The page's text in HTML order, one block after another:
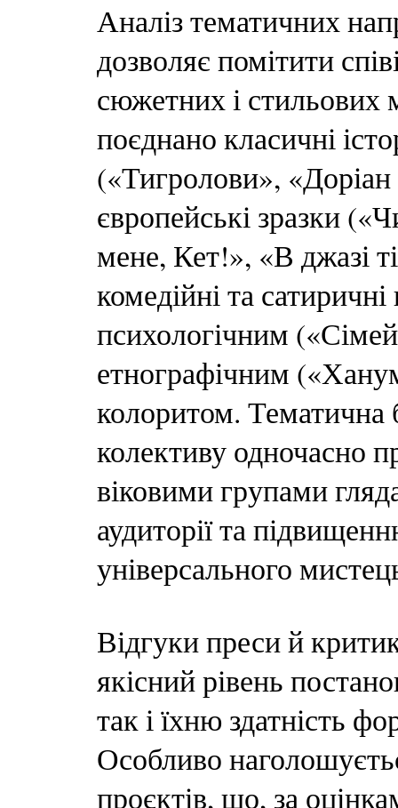
Аналіз тематичних
дозволяє помітити
сюжетних і стильових
поєднано класичні
(«Тигролови», «Доріан
європейські зразки
мене, Кет!», «В джазі
комедійні та
психологічним
етнографічним
колоритом. Тематична
колективу одночасно
віковими групами
аудиторії та
універсального
Відгуки преси й
якісний рівень
так і їхню здатність
Особливо
проєктів, що, за